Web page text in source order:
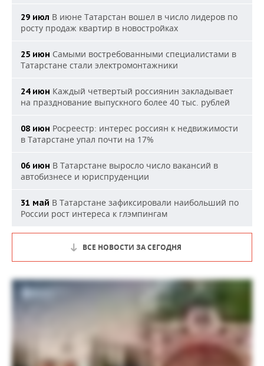
29 июл В июне Татарстан вошел в число лидеров по
росту продаж квартир в новостройках
25 июн Самыми востребованными специалистами в
Татарстане стали электромонтажники
24 июн Каждый четвертый россиянин закладывает
на празднование выпускного более 40 тыс. рублей
08 июн Росреестр: интерес россиян к недвижимости
в Татарстане упал почти на 17%
06 июн В Татарстане выросло число вакансий в
автобизнесе и юриспруденции
31 май В Татарстане зафиксировали наибольший по
России рост интереса к глэмпингам
ВСЕ НОВОСТИ ЗА СЕГОДНЯ